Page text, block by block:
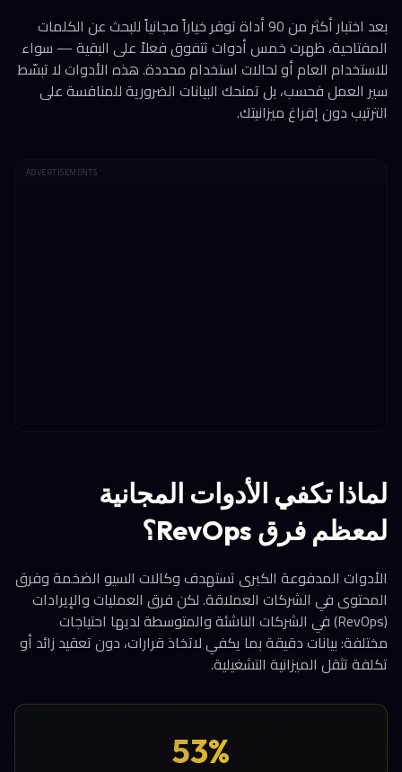
بعد اختبار أكثر من 90 أداة توفر خياراً مجانياً للبحث عن الكلمات
المفتاحية، ظهرت خمس أدوات تتفوق فعلاً على البقية — سواء
للاستخدام العام أو لحالات استخدام محددة. هذه الأدوات لا تبسّط
سير العمل فحسب، بل تمنحك البيانات الضرورية للمنافسة على
الترتيب دون إفراغ ميزانيتك.
ADVERTISEMENTS
لماذا تكفي الأدوات المجانية
لمعظم فرق RevOps؟
الأدوات المدفوعة الكبرى تستهدف وكالات السيو الضخمة وفرق
المحتوى في الشركات العملاقة. لكن فرق العمليات والإيرادات
(RevOps) في الشركات الناشئة والمتوسطة لديها احتياجات
مختلفة: بيانات دقيقة بما يكفي لاتخاذ قرارات، دون تعقيد زائد أو
تكلفة تثقل الميزانية التشغيلية.
53%